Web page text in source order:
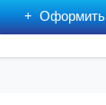
Оформить